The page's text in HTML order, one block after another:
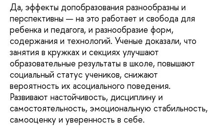
Да, эффекты допобразования разнообразны и
перспективны — на это работает и свобода для
ребенка и педагога, и разнообразие форм,
содержания и технологий. Ученые доказали, что
занятия в кружках и секциях улучшают
образовательные результаты в школе, повышают
социальный статус учеников, снижают
вероятность их асоциального поведения.
Развивают настойчивость, дисциплину и
самостоятельность, эмоциональную стабильность,
самооценку и уверенность в себе.